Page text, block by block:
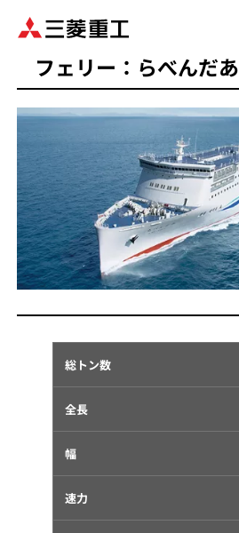
フェリー：らべんだあ
総トン数
全長
幅
速力